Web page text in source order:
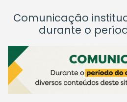
Comunicação
durante o